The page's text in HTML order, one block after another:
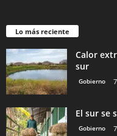
Lo más reciente
Calor
sur
Gobierno
El sur se
Gobierno